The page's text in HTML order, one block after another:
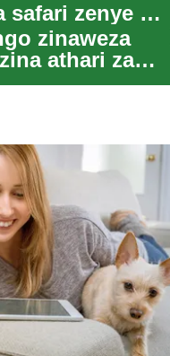
Athari za mazingira na mapendekezo kwa safari zenye kuzingatia uendelevu
zinaweza
athari za